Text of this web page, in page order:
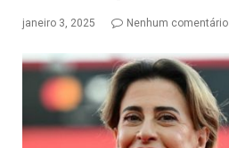
janeiro 3, 2025 Nenhum comentário